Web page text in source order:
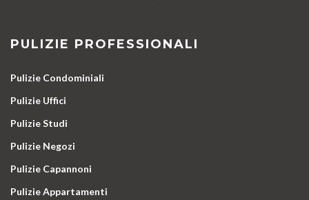
PULIZIE PROFESSIONALI
Pulizie Condominiali
Pulizie Uffici
Pulizie Studi
Pulizie Negozi
Pulizie Capannoni
Pulizie Appartamenti